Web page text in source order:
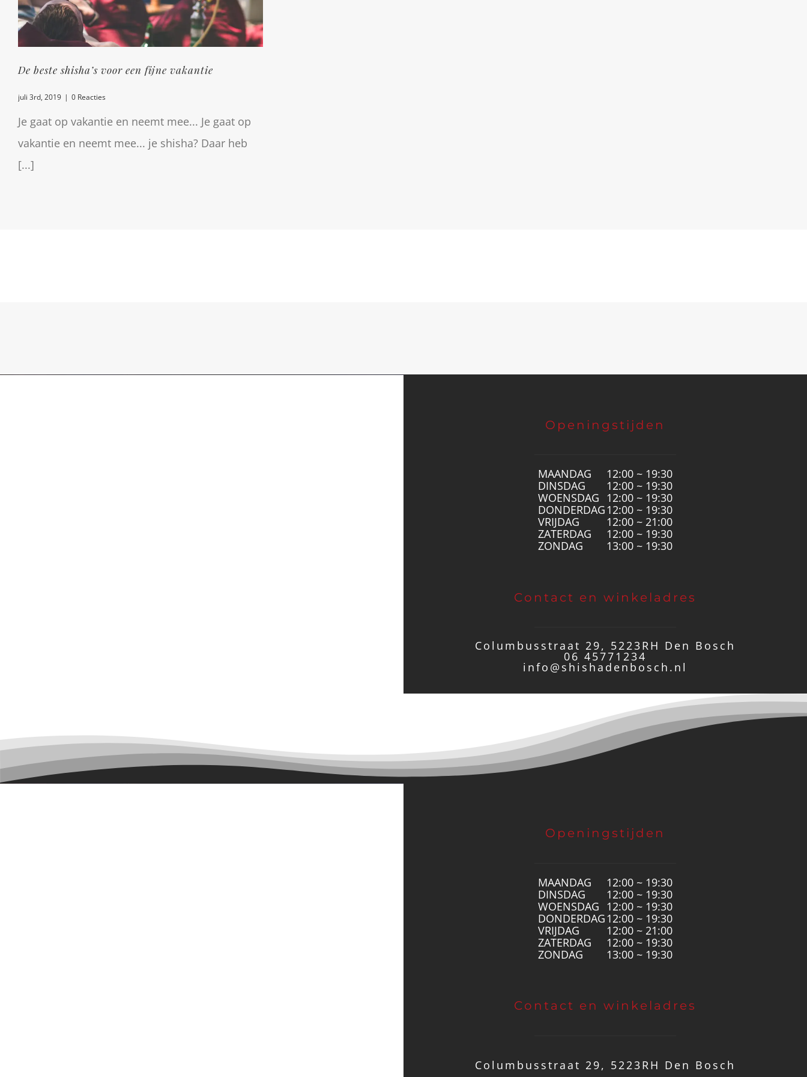
De beste shisha’s voor een fijne vakantie
juli 3rd, 2019 | 0 Reacties
Je gaat op vakantie en neemt mee... Je gaat op
vakantie en neemt mee... je shisha? Daar heb
[...]
Openingstijden
MAANDAG
12:00 ~ 19:30
DINSDAG
12:00 ~ 19:30
WOENSDAG
12:00 ~ 19:30
DONDERDAG 12:00 ~ 19:30
VRIJDAG
12:00 ~ 21:00
ZATERDAG
12:00 ~ 19:30
ZONDAG
13:00 ~ 19:30
Contact en winkeladres
Columbusstraat 29, 5223RH Den Bosch
06 45771234
info@shishadenbosch.nl
Openingstijden
MAANDAG
12:00 ~ 19:30
DINSDAG
12:00 ~ 19:30
WOENSDAG
12:00 ~ 19:30
DONDERDAG 12:00 ~ 19:30
VRIJDAG
12:00 ~ 21:00
ZATERDAG
12:00 ~ 19:30
ZONDAG
13:00 ~ 19:30
Contact en winkeladres
Columbusstraat 29, 5223RH Den Bosch